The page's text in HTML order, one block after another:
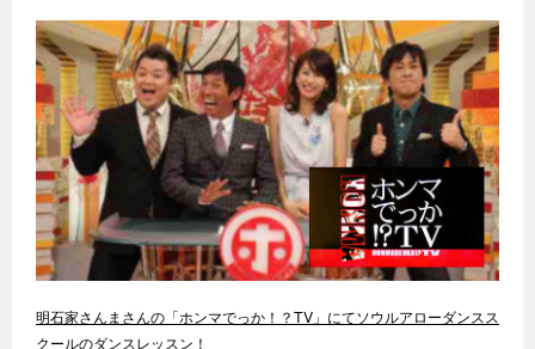
明石家さんまさんの「ホンマでっか！？TV」にてソウルアローダンスス
クールのダンスレッスン！